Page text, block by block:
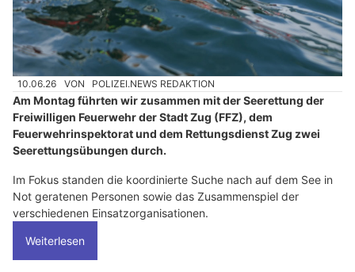
10.06.26 VON POLIZEI.NEWS REDAKTION
Am Montag führten wir zusammen mit der Seerettung der
Freiwilligen Feuerwehr der Stadt Zug (FFZ), dem
Feuerwehrinspektorat und dem Rettungsdienst Zug zwei
Seerettungsübungen durch.
Im Fokus standen die koordinierte Suche nach auf dem See in
Not geratenen Personen sowie das Zusammenspiel der
verschiedenen Einsatzorganisationen.
Weiterlesen